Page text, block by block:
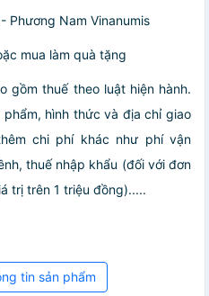
Phương Nam Vinanumis
mua làm quà tặng
gồm thuế theo luật hiện hành.
hình thức và địa chỉ giao
chi phí khác như phí vận
thuế nhập khẩu (đối với đơn
trị trên 1 triệu đồng).....
tin sản phẩm